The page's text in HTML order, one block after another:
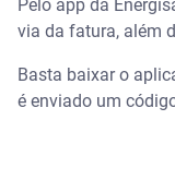
Pelo app da
via da fatura, além
Basta baixar o
é enviado um